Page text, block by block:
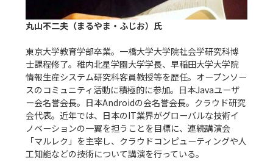
丸山不二夫（まるやま・ふじお）氏
東京大学教育学部卒業。一橋大学大学院社会学研究科博
士課程修了。稚内北星学園大学学長、早稲田大学大学院
情報生産システム研究科客員教授等を歴任。オープンソー
スのコミュニティ活動に積極的に参加。日本Javaユーザ
ー会名誉会長。日本Androidの会名誉会長。クラウド研究
会代表。近年では、日本のIT業界がグローバルな技術イ
ノベーションの一翼を担うことを目標に、連続講演会
「マルレク」を主宰し、クラウドコンピューティングや人
工知能などの技術について講演を行っている。